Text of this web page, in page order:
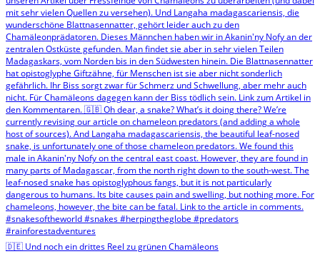
🇩🇪 Und noch ein drittes Reel zu grünen Chamäleons